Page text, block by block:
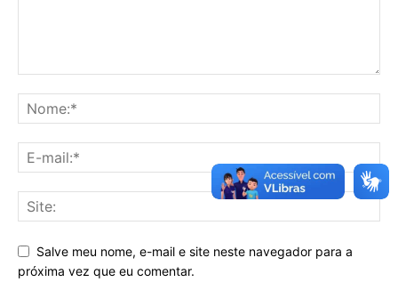
Salve meu nome, e-mail e site neste navegador para a
próxima vez que eu comentar.